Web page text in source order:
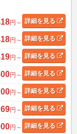
円～ 詳細を見る
円～ 詳細を見る
円～ 詳細を見る
円～ 詳細を見る
円～ 詳細を見る
円～ 詳細を見る
円～ 詳細を見る